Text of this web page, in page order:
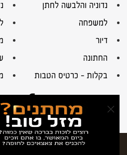
נדוניה והלבשה לחתן
למשפחה
דיור
החתונה
בקלות – כרטיס הטבות
×
© כל הזכויות שמורות